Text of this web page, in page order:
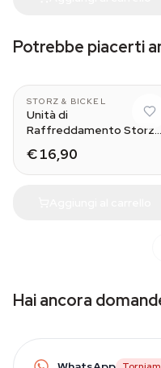
Potrebbe piacerti
STORZ & BICKEL
Unità di
Raffreddamento Storz
€ 16,90
Hai ancora